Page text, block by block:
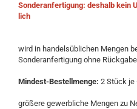
Son­der­an­fer­ti­gung: des­halb kein
lich
wird in han­dels­üb­li­chen Men­gen
Son­der­an­fer­ti­gung ohne
Mindest-​Bestellmenge: 2 Stück je
grö­ße­re ge­werb­li­che Men­gen